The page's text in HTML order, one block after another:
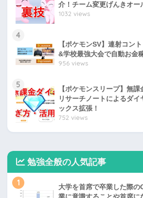
介！チーム変更げんきオー
1032 views
4
【ポケモンSV】連射コン
&学校最強大会で自動お金
956 views
5
【ポケモンスリープ】無課
リサーチノートによるダ
ックス拡張！
752 views
勉強全般の人気記事
1
大学を首席で卒業した際の